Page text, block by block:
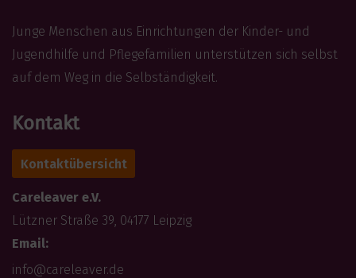
Junge Menschen aus Einrichtungen der Kinder- und
Jugendhilfe und Pflegefamilien unterstützen sich selbst
auf dem Weg in die Selbständigkeit.
Kontakt
Kontaktübersicht
Careleaver e.V.
Lützner Straße 39, 04177 Leipzig
Email:
info@careleaver.de